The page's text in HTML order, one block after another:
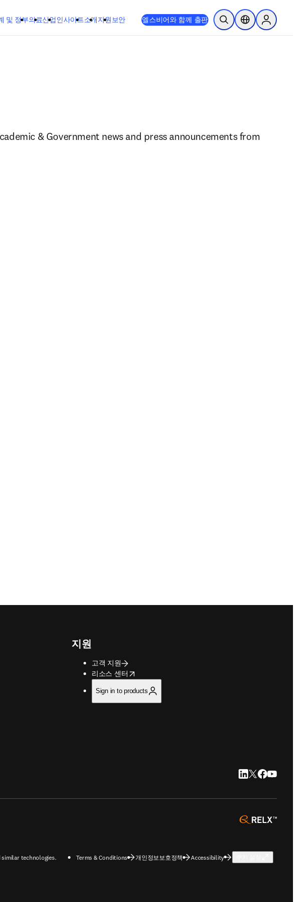
및 정부의료산업인사이트소개지원 보안 엘스비어와 함께 출판 검색 열기위치 선택기Sign in to
& Government news and press announcements from
지원
고객 지원
리소스 센터
opens in new tab/window
Sign in to products
LinkedIn 새 탭/창
Twitter 새 탭/
Facebook
YouTube
opens
technologies. Terms & Conditions 개인정보보호정책 Accessibility